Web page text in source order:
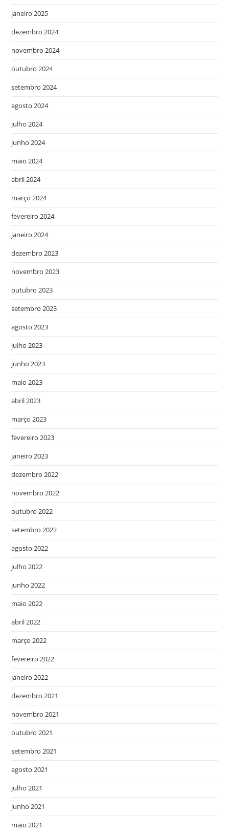
janeiro 2025
dezembro 2024
novembro 2024
outubro 2024
setembro 2024
agosto 2024
julho 2024
junho 2024
maio 2024
abril 2024
março 2024
fevereiro 2024
janeiro 2024
dezembro 2023
novembro 2023
outubro 2023
setembro 2023
agosto 2023
julho 2023
junho 2023
maio 2023
abril 2023
março 2023
fevereiro 2023
janeiro 2023
dezembro 2022
novembro 2022
outubro 2022
setembro 2022
agosto 2022
julho 2022
junho 2022
maio 2022
abril 2022
março 2022
fevereiro 2022
janeiro 2022
dezembro 2021
novembro 2021
outubro 2021
setembro 2021
agosto 2021
julho 2021
junho 2021
maio 2021